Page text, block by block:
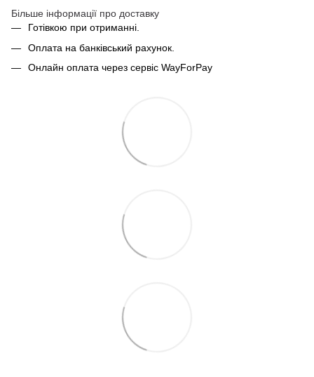
Більше інформації про доставку
Готівкою при отриманні.
Оплата на банківський рахунок.
Онлайн оплата через сервіс WayForPay